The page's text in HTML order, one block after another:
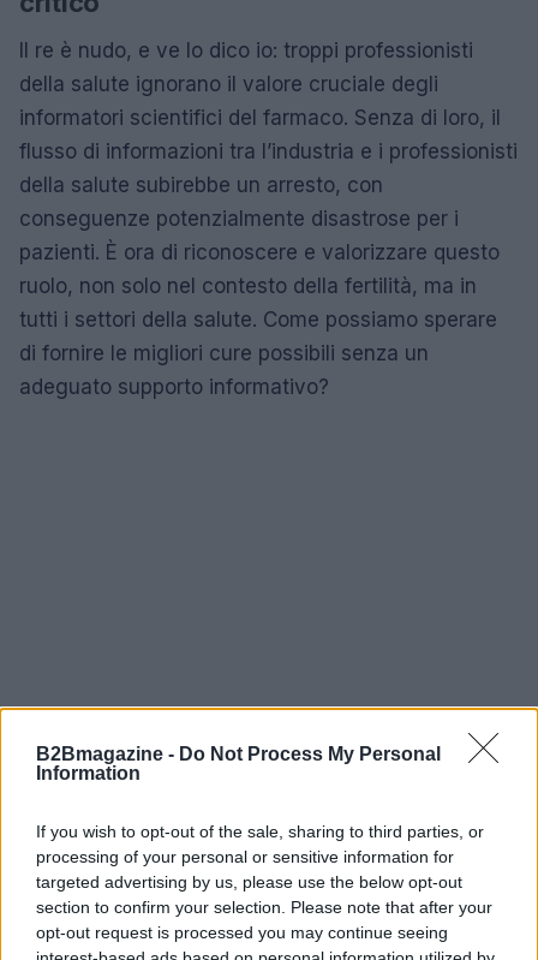
B2Bmagazine - Do Not Process My Personal
Information
If you wish to opt-out of the sale, sharing to third parties, or
processing of your personal or sensitive information for
targeted advertising by us, please use the below opt-out
section to confirm your selection. Please note that after your
opt-out request is processed you may continue seeing
Il re è nudo, e ve lo dico io: troppi professionisti
della salute ignorano il valore cruciale degli
informatori scientifici del farmaco. Senza di loro, il
flusso di informazioni tra l’industria e i professionisti
della salute subirebbe un arresto, con
conseguenze potenzialmente disastrose per i
pazienti. È ora di riconoscere e valorizzare questo
ruolo, non solo nel contesto della fertilità, ma in
tutti i settori della salute. Come possiamo sperare
di fornire le migliori cure possibili senza un
adeguato supporto informativo?
La realtà è meno politically correct: il sistema
sanitario ha bisogno di professionisti come gli ISF,
che non solo portano prodotti, ma anche
conoscenza e innovazione. Invito tutti a riflettere